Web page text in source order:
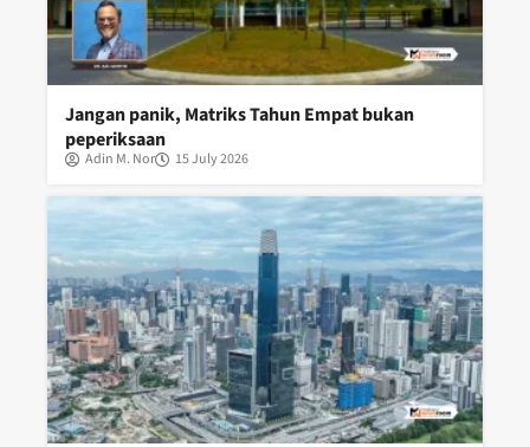
Jangan panik, Matriks Tahun Empat bukan
peperiksaan
Adin M. Nor 15 July 2026